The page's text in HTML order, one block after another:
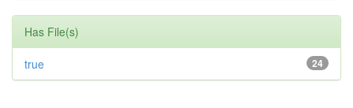
Has File(s)
24
true